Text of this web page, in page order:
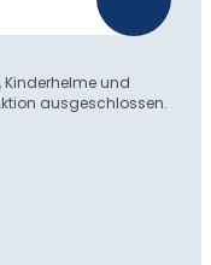
Kinderhelme und
ausgeschlossen.